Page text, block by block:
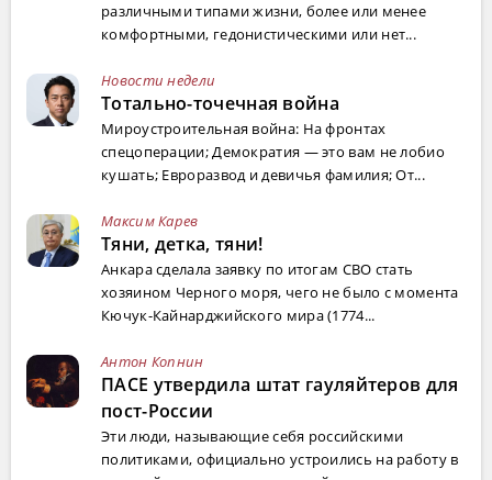
различными типами жизни, более или менее
комфортными, гедонистическими или нет...
Новости недели
Тотально-точечная война
Мироустроительная война: На фронтах
спецоперации; Демократия — это вам не лобио
кушать; Евроразвод и девичья фамилия; От...
Максим Карев
Тяни, детка, тяни!
Анкара сделала заявку по итогам СВО стать
хозяином Черного моря, чего не было с момента
Кючук-Кайнарджийского мира (1774...
Антон Копнин
ПАСЕ утвердила штат гауляйтеров для
пост-России
Эти люди, называющие себя российскими
политиками, официально устроились на работу в